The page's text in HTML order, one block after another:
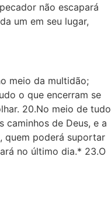
não escapará
um em seu lugar,
meio da multidão;
o que encerram se
20.No meio de tudo
caminhos de Deus, e a
quem poderá suportar
no último dia.* 23.O